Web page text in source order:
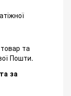
та
Пошти.
за